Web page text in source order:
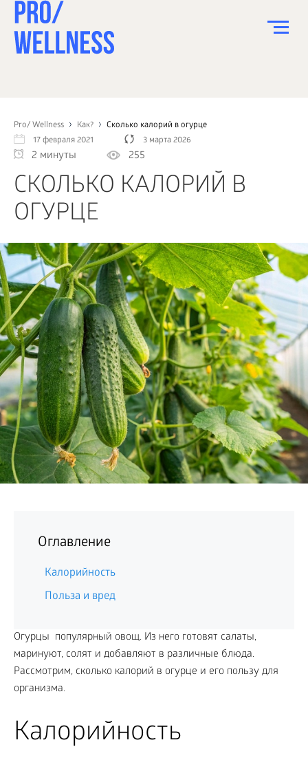
Pro/ Wellness Как?
Сколько калорий в огурце
17 февраля 2021
3 марта 2026
2 минуты 255
СКОЛЬКО КАЛОРИЙ В
ОГУРЦЕ
Оглавление
Калорийность
Польза и вред
Огурцы популярный овощ. Из него готовят салаты,
маринуют, солят и добавляют в различные блюда.
Рассмотрим, сколько калорий в огурце и его пользу для
организма.
Калорийность
СПОРТ
ЗДОРОВЬЕ
КРАСОТА
ПСИХОЛОГИЯ
ДОМ
КАК?
БИЗНЕС